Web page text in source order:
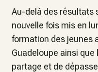
Au-delà des résultats
nouvelle fois mis en
formation des jeunes
Guadeloupe ainsi
partage et de